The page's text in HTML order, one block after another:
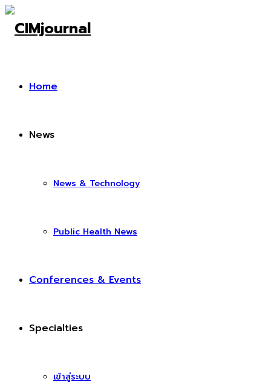
Home
News
News & Technology
Public Health News
Conferences & Events
Specialties
เข้าสู่ระบบ